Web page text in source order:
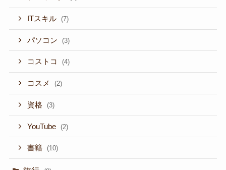
ITスキル (7)
パソコン (3)
コストコ (4)
コスメ (2)
資格 (3)
YouTube (2)
書籍 (10)